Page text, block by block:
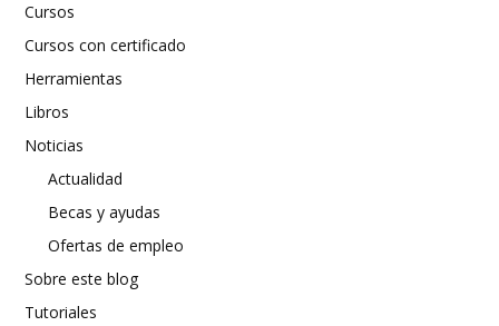
Cursos
Cursos con certificado
Herramientas
Libros
Noticias
Actualidad
Becas y ayudas
Ofertas de empleo
Sobre este blog
Tutoriales